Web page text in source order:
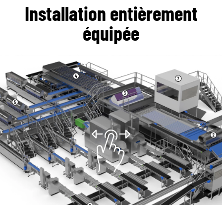
Installation entièrement
équipée